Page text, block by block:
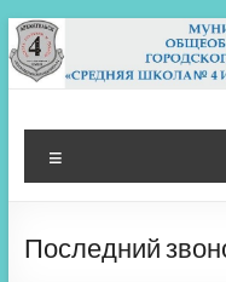
Перейти
к
содержимому
МБОУ
Архангельск
Последний